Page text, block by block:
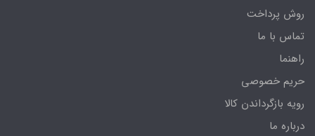
روش پرداخت
تماس با ما
راهنما
حریم خصوصی
رویه‌ بازگرداندن کالا
درباره ما